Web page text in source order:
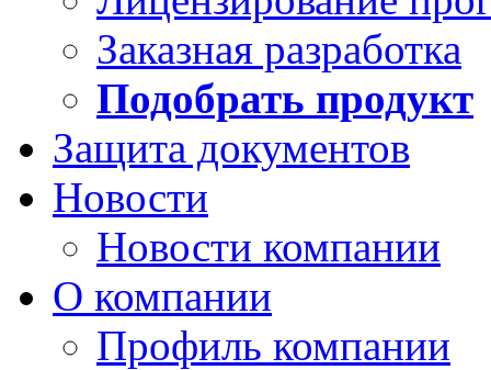
Заказная разработка
Подобрать продукт
Защита документов
Новости
Новости компании
О компании
Профиль компании